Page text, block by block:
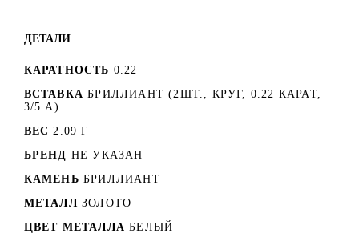
ДЕТАЛИ
КАРАТНОСТЬ 0.22
ВСТАВКА БРИЛЛИАНТ (2ШТ., КРУГ, 0.22 КАРАТ,
3/5 А)
ВЕС 2.09 Г
БРЕНД НЕ УКАЗАН
КАМЕНЬ БРИЛЛИАНТ
МЕТАЛЛ ЗОЛОТО
ЦВЕТ МЕТАЛЛА БЕЛЫЙ